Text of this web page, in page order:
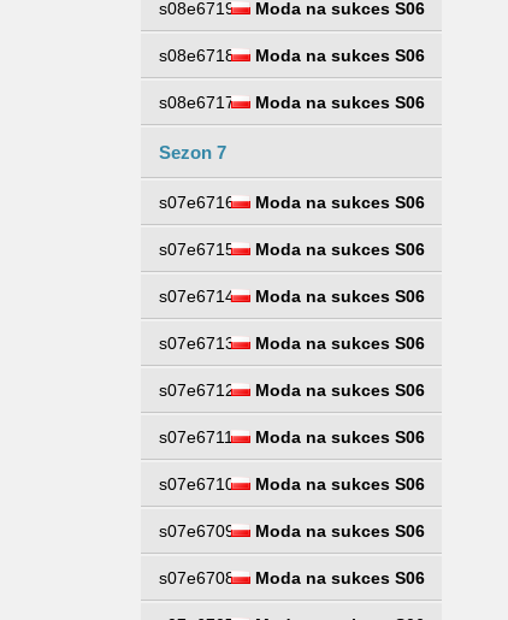
s08e6719 Moda na sukces S06
s08e6718 Moda na sukces S06
s08e6717 Moda na sukces S06
Sezon 7
s07e6716 Moda na sukces S06
s07e6715 Moda na sukces S06
s07e6714 Moda na sukces S06
s07e6713 Moda na sukces S06
s07e6712 Moda na sukces S06
s07e6711 Moda na sukces S06
s07e6710 Moda na sukces S06
s07e6709 Moda na sukces S06
s07e6708 Moda na sukces S06